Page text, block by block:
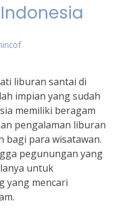
liburan santai di
impian yang sudah
memiliki beragam
pengalaman liburan
bagi para wisatawan.
pegunungan yang
untuk
yang mencari